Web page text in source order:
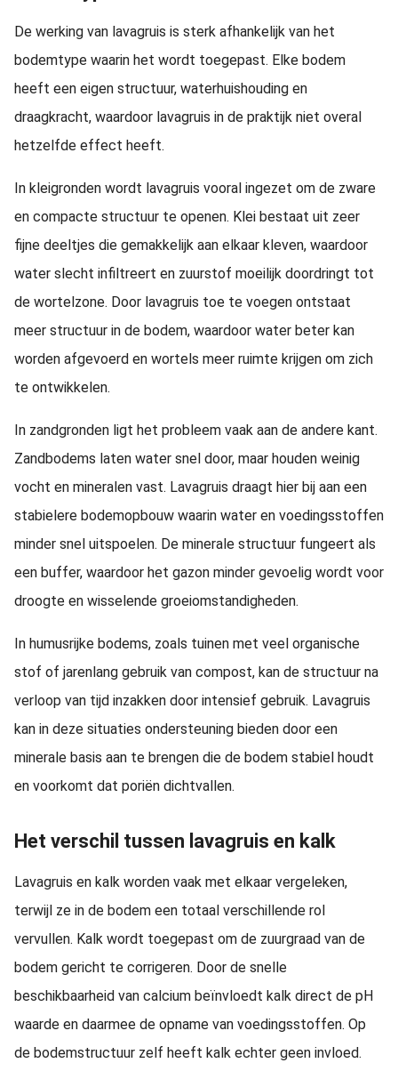
De werking van lavagruis is sterk afhankelijk van het
bodemtype waarin het wordt toegepast. Elke bodem
heeft een eigen structuur, waterhuishouding en
draagkracht, waardoor lavagruis in de praktijk niet overal
hetzelfde effect heeft.
In kleigronden wordt lavagruis vooral ingezet om de zware
en compacte structuur te openen. Klei bestaat uit zeer
fijne deeltjes die gemakkelijk aan elkaar kleven, waardoor
water slecht infiltreert en zuurstof moeilijk doordringt tot
de wortelzone. Door lavagruis toe te voegen ontstaat
meer structuur in de bodem, waardoor water beter kan
worden afgevoerd en wortels meer ruimte krijgen om zich
te ontwikkelen.
In zandgronden ligt het probleem vaak aan de andere kant.
Zandbodems laten water snel door, maar houden weinig
vocht en mineralen vast. Lavagruis draagt hier bij aan een
stabielere bodemopbouw waarin water en voedingsstoffen
minder snel uitspoelen. De minerale structuur fungeert als
een buffer, waardoor het gazon minder gevoelig wordt voor
droogte en wisselende groeiomstandigheden.
In humusrijke bodems, zoals tuinen met veel organische
stof of jarenlang gebruik van compost, kan de structuur na
verloop van tijd inzakken door intensief gebruik. Lavagruis
kan in deze situaties ondersteuning bieden door een
minerale basis aan te brengen die de bodem stabiel houdt
en voorkomt dat poriën dichtvallen.
Het verschil tussen lavagruis en kalk
Lavagruis en kalk worden vaak met elkaar vergeleken,
terwijl ze in de bodem een totaal verschillende rol
vervullen. Kalk wordt toegepast om de zuurgraad van de
bodem gericht te corrigeren. Door de snelle
beschikbaarheid van calcium beïnvloedt kalk direct de pH
waarde en daarmee de opname van voedingsstoffen. Op
de bodemstructuur zelf heeft kalk echter geen invloed.